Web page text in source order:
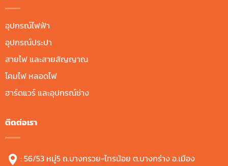
อุปกรณ์ไฟฟ้า
อุปกรณ์ประปา
สายไฟ และสายสัญญาณ
โคมไฟ หลอดไฟ
ฮาร์ดแวร์ และอุปกรณ์ช่าง
ติดต่อเรา
: 56/53 หมู่5 ถ.บางกรวย-ไทรน้อย ต.บางกร่าง อ.เมือง